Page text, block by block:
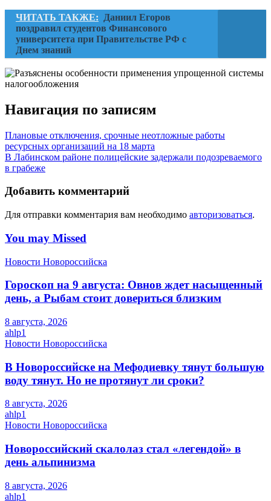
ЧИТАТЬ ТАКЖЕ:
Даниил Егоров
поздравил студентов Финансового
университета при Правительстве РФ с
Днем знаний
Навигация по записям
Плановые отключения, срочные неотложные работы
ресурсных организаций на 18 марта
В Лабинском районе полицейские задержали подозреваемого
в грабеже
Добавить комментарий
Для отправки комментария вам необходимо авторизоваться.
You may Missed
Новости Новороссийска
Гороскоп на 9 августа: Овнов ждет насыщенный
день, а Рыбам стоит довериться близким
8 августа, 2026
ahlp1
Новости Новороссийска
В Новороссийске на Мефодиевку тянут большую
воду тянут. Но не протянут ли сроки?
8 августа, 2026
ahlp1
Новости Новороссийска
Новороссийский скалолаз стал «легендой» в
день альпинизма
8 августа, 2026
ahlp1